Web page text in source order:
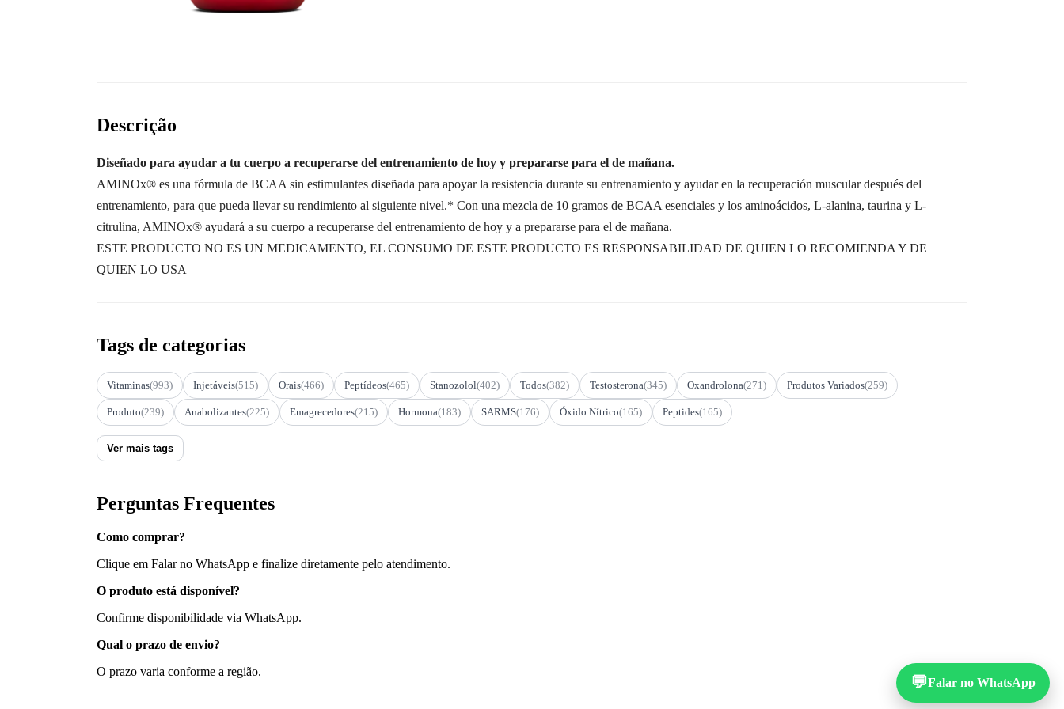
Descrição
Diseñado para ayudar a tu cuerpo a recuperarse del entrenamiento de hoy y prepararse para el de mañana.
AMINOx® es una fórmula de BCAA sin estimulantes diseñada para apoyar la resistencia durante su entrenamiento y ayudar en la recuperación muscular después del
entrenamiento, para que pueda llevar su rendimiento al siguiente nivel.* Con una mezcla de 10 gramos de BCAA esenciales y los aminoácidos, L-alanina, taurina y L-
citrulina, AMINOx® ayudará a su cuerpo a recuperarse del entrenamiento de hoy y a prepararse para el de mañana.
ESTE PRODUCTO NO ES UN MEDICAMENTO, EL CONSUMO DE ESTE PRODUCTO ES RESPONSABILIDAD DE QUIEN LO RECOMIENDA Y DE
QUIEN LO USA
Tags de categorias
Vitaminas(993) Injetáveis(515) Orais(466) Peptídeos(465) Stanozolol(402) Todos(382) Testosterona(345) Oxandrolona(271) Produtos Variados(259)
Produto(239) Anabolizantes(225) Emagrecedores(215) Hormona(183) SARMS(176) Óxido Nítrico(165) Peptides(165)
Ver mais tags
Perguntas Frequentes
Como comprar?
Clique em Falar no WhatsApp e finalize diretamente pelo atendimento.
O produto está disponível?
Confirme disponibilidade via WhatsApp.
Qual o prazo de envio?
O prazo varia conforme a região.
💬Falar no WhatsApp